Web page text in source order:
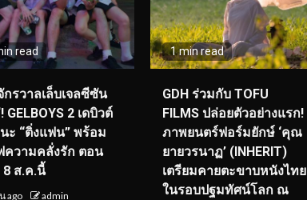
read
กรวาลเล็บเจลซีซัน
GELBOYS 2 เดบิวต์
ะ “ติ่งแฟน” พร้อม
ความคลั่งรัก ตอน
8 ส.ค.นี้
ago admin
1 min read
GDH ร่วมกับ TOFU
FILMS ปล่อยตัวอย่างแรก!
ภาพยนตร์ฟอร์มยักษ์ ‘คุณ
ยายวรนาฏ’ (INHERIT)
เตรียมคายตะขาบหนังไทย
ในรอบปฐมทัศน์โลก ณ